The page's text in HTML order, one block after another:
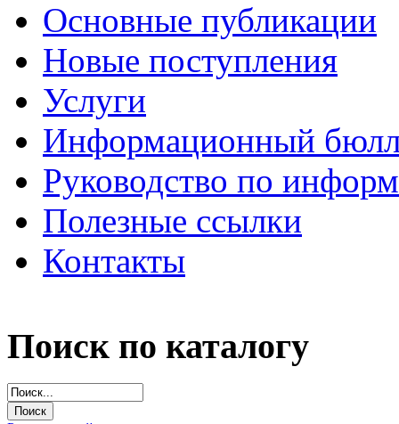
Основные публикации
Новые поступления
Услуги
Информационный
Руководство по
Полезные ссылки
Контакты
Поиск по каталогу